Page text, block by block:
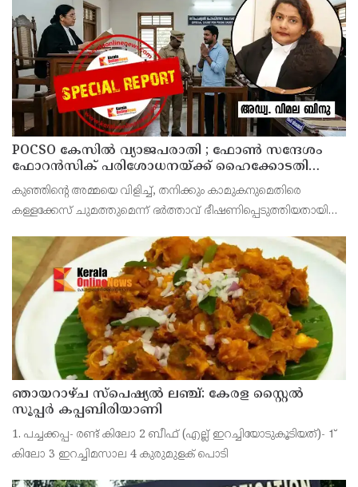
ചെയ്തിരുന്നു.
POCSO കേസിൽ വ്യാജപരാതി ; ഫോൺ സന്ദേശം
ഫോറൻസിക് പരിശോധനയ്ക്ക് ഹൈക്കോടതി
നിർദേശം; പ്രതിയെ വെറുതെവിട്ട് ആലുവ ഫാസ്റ്റ്
ട്രാക്ക് കോടതി
കുഞ്ഞിന്റെ അമ്മയെ വിളിച്ച്, തനിക്കും കാമുകനുമെതിരെ
കള്ളക്കേസ് ചുമത്തുമെന്ന് ഭർത്താവ് ഭീഷണിപ്പെടുത്തിയതായി
പരിശോധിച്ച് റിപ്പോർട്ട് കോടതിയിൽ സമർപ്പിക്കണമെന്
ഞായറാഴ്ച സ്പെഷ്യൽ ലഞ്ച്: കേരള സ്റ്റൈൽ
സൂപ്പർ കപ്പബിരിയാണി
1. പച്ചക്കപ്പ- രണ്ട് കിലോ 2 ബീഫ് (എല്ല് ഇറച്ചിയോടുകൂടിയത്)- 1്
കിലോ 3 ഇറച്ചിമസാല 4 കുരുമുളക് പൊടി